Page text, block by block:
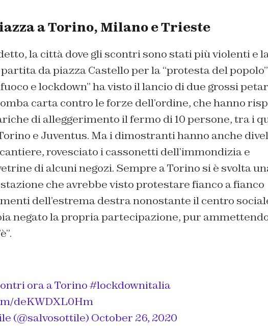
a Torino, Milano e Trieste
la città dove gli scontri sono stati più violenti e
da piazza Castello per la “protesta del
e lockdown” ha visto il lancio di due grossi
carta contro le forze dell’ordine, che hanno
di alleggerimento il fermo di 10 persone, tra i
e Juventus. Ma i dimostranti hanno anche
rovesciato i cassonetti dell’immondizia e
di alcuni negozi. Sempre a Torino si è svolta
che avrebbe visto protestare fianco a fianco
dell’estrema destra nonostante il centro
negato la propria partecipazione, pur
ora a Torino#lockdownitalia
deKWDXL0Hm
(@salvosottile) October 26, 2020